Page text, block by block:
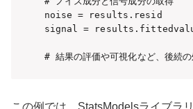
noise = results.resid
signal =
# 結果の評価や可視化など、後続の